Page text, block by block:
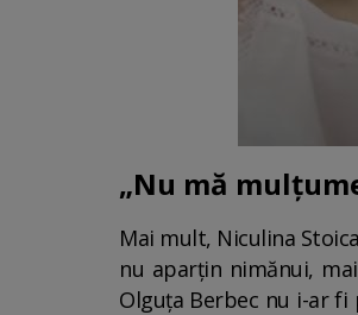
„Nu mă
Mai mult, Niculina
nu aparțin nimănui,
Olguța Berbec nu i-ar